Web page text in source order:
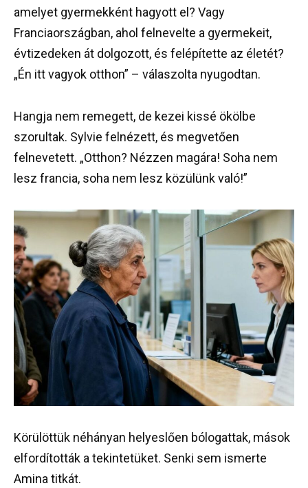
amelyet gyermekként hagyott el? Vagy
Franciaországban, ahol felnevelte a gyermekeit,
évtizedeken át dolgozott, és felépítette az életét?
„Én itt vagyok otthon” – válaszolta nyugodtan.
Hangja nem remegett, de kezei kissé ökölbe
szorultak. Sylvie felnézett, és megvetően
felnevetett. „Otthon? Nézzen magára! Soha nem
lesz francia, soha nem lesz közülünk való!”
Körülöttük néhányan helyeslően bólogattak, mások
elfordították a tekintetüket. Senki sem ismerte
Amina titkát.